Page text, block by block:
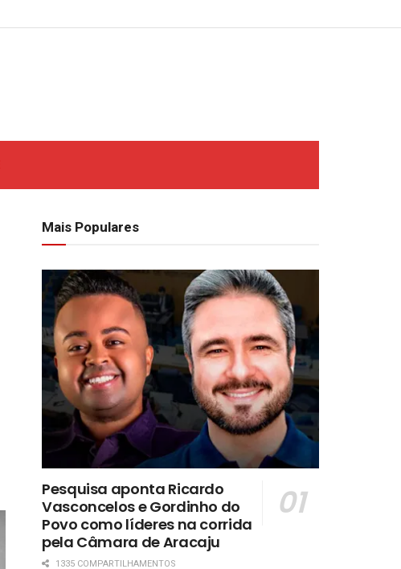
Mais Populares
Pesquisa aponta Ricardo
Vasconcelos e Gordinho do
Povo como líderes na corrida
pela Câmara de Aracaju
1335 COMPARTILHAMENTOS